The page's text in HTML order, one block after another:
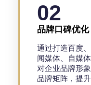
02
品牌口碑优化
通过打造百度
闻媒体、自媒
对企业品牌形
品牌矩阵，提